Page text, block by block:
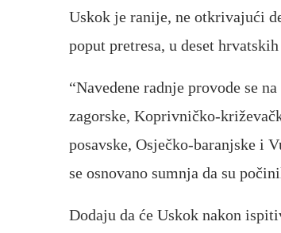
Uskok je ranije, ne otkrivajući
poput pretresa, u deset
“Navedene radnje provode se
zagorske, Koprivničko-
posavske, Osječko-baranjske i
se osnovano sumnja da su
Dodaju da će Uskok nakon